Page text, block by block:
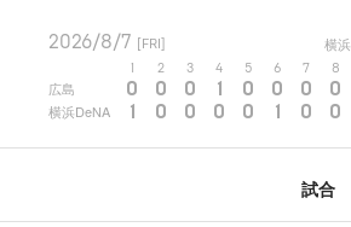
2026/8/7 [FRI] 横浜
2 3 4 5 6 7 8
広島 0 0 0 1 0 0 0 0
横浜DeNA 1 0 0 0 0 1 0 0
試合